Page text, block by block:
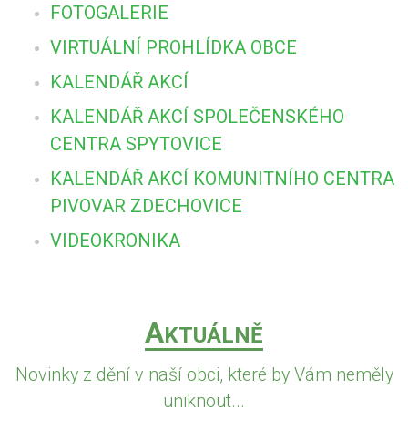
FOTOGALERIE
VIRTUÁLNÍ PROHLÍDKA OBCE
KALENDÁŘ AKCÍ
KALENDÁŘ AKCÍ SPOLEČENSKÉHO
CENTRA SPYTOVICE
KALENDÁŘ AKCÍ KOMUNITNÍHO CENTRA
PIVOVAR ZDECHOVICE
VIDEOKRONIKA
AKTUÁLNĚ
Novinky z dění v naší obci, které by Vám neměly
uniknout...